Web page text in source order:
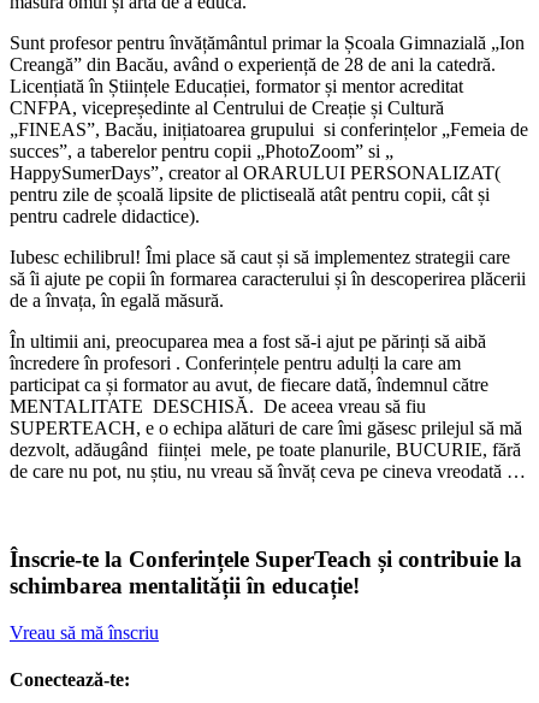
Sunt profesor pentru învățământul primar la Școala Gimnazială „Ion
Creangă” din Bacău, având o experiență de 28 de ani la catedră.
Licențiată în Științele Educației, formator și mentor acreditat
CNFPA, vicepreședinte al Centrului de Creație și Cultură
„FINEAS”, Bacău, inițiatoarea grupului si conferințelor „Femeia de
succes”, a taberelor pentru copii „PhotoZoom” si „
HappySumerDays”, creator al ORARULUI PERSONALIZAT(
pentru zile de școală lipsite de plictiseală atât pentru copii, cât și
pentru cadrele didactice).
Iubesc echilibrul! Îmi place să caut și să implementez strategii care
să îi ajute pe copii în formarea caracterului și în descoperirea plăcerii
de a învața, în egală măsură.
În ultimii ani, preocuparea mea a fost să-i ajut pe părinți să aibă
încredere în profesori . Conferințele pentru adulți la care am
participat ca și formator au avut, de fiecare dată, îndemnul către
MENTALITATE DESCHISĂ. De aceea vreau să fiu
SUPERTEACH, e o echipa alături de care îmi găsesc prilejul să mă
dezvolt, adăugând ființei mele, pe toate planurile, BUCURIE, fără
de care nu pot, nu știu, nu vreau să învăț ceva pe cineva vreodată …
Înscrie-te la Conferințele SuperTeach și contribuie la
schimbarea mentalității în educație!
Vreau să mă înscriu
Conectează-te: